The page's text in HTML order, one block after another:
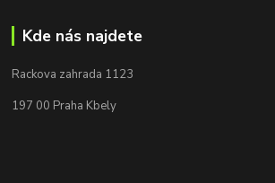
Kde nás najdete
Rackova zahrada 1123
197 00 Praha Kbely